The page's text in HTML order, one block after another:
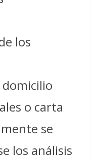
los
o carta
se
los análisis